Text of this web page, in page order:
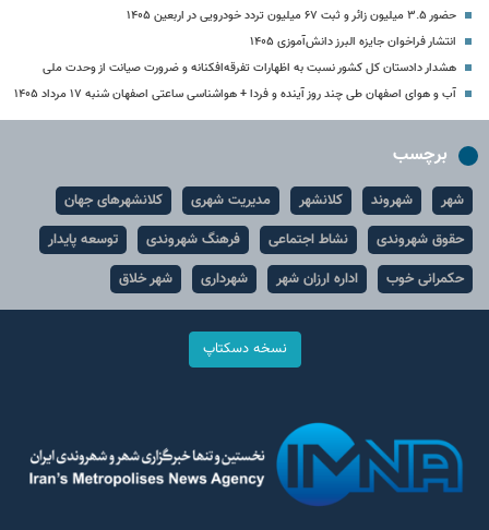
حضور ۳.۵ میلیون زائر و ثبت ۶۷ میلیون تردد خودرویی در اربعین ۱۴۰۵
انتشار فراخوان جایزه البرز دانش‌آموزی ۱۴۰۵
هشدار دادستان کل کشور نسبت به اظهارات تفرقه‌افکنانه و ضرورت صیانت از وحدت ملی
آب و هوای اصفهان طی چند روز آینده و فردا + هواشناسی ساعتی اصفهان شنبه ۱۷ مرداد ۱۴۰۵
برچسب
شهر شهروند کلانشهر مدیریت شهری
کلانشهرهای جهان
حقوق شهروندی
نشاط اجتماعی فرهنگ شهروندی
توسعه پایدار
حکمرانی خوب
اداره ارزان شهر شهرداری شهر خلاق
نسخه دسکتاپ